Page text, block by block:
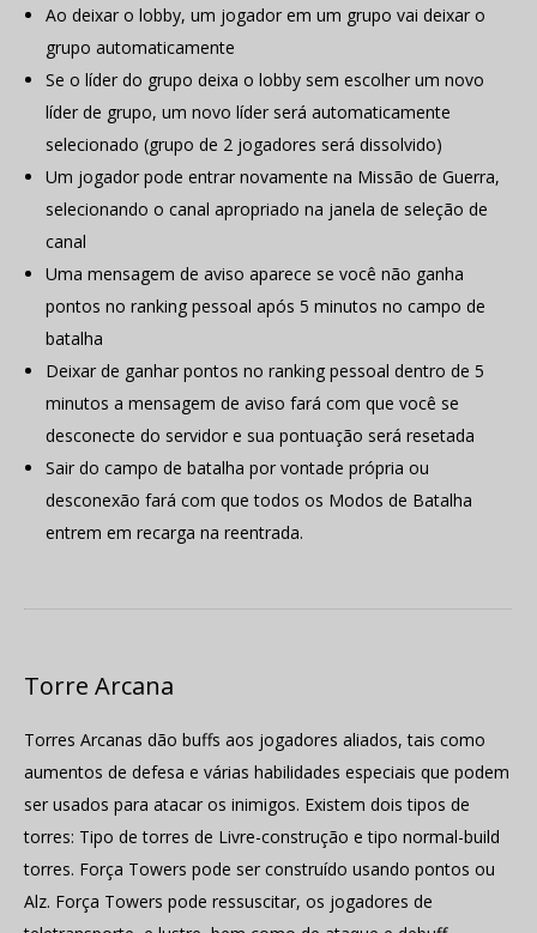
Ao deixar o lobby, um jogador em um grupo vai deixar o
grupo automaticamente
Se o líder do grupo deixa o lobby sem escolher um novo
líder de grupo, um novo líder será automaticamente
selecionado (grupo de 2 jogadores será dissolvido)
Um jogador pode entrar novamente na Missão de Guerra,
selecionando o canal apropriado na janela de seleção de
canal
Uma mensagem de aviso aparece se você não ganha
pontos no ranking pessoal após 5 minutos no campo de
batalha
Deixar de ganhar pontos no ranking pessoal dentro de 5
minutos a mensagem de aviso fará com que você se
desconecte do servidor e sua pontuação será resetada
Sair do campo de batalha por vontade própria ou
desconexão fará com que todos os Modos de Batalha
entrem em recarga na reentrada.
Torre Arcana
Torres Arcanas dão buffs aos jogadores aliados, tais como
aumentos de defesa e várias habilidades especiais que podem
ser usados para atacar os inimigos. Existem dois tipos de
torres: Tipo de torres de Livre-construção e tipo normal-build
torres. Força Towers pode ser construído usando pontos ou
Alz. Força Towers pode ressuscitar, os jogadores de